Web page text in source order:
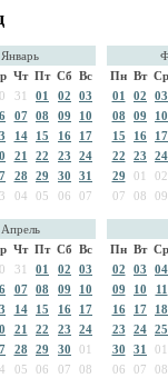
Январь
Чт Пт Сб Вс
31 01 02
03
07 08 09
10
14 15 16
17
21 22 23
24
28 29 30
31
04 05 06 07
Пн Вт Ср
01
02
03
08
09
10
15
16
17
22
23
24
29
01
02
07
08 09
Апрель
Чт Пт Сб Вс
31 01 02
03
07 08 09
10
14 15 16
17
21 22 23
24
28 29 30
01
05 06 07 08
Пн Вт Ср
02
03
04
09
10
11
16
17
18
23
24 25
30
31
01
06
07 08